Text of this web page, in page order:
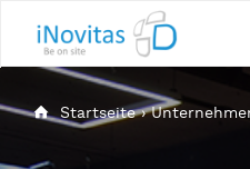
Startseite›